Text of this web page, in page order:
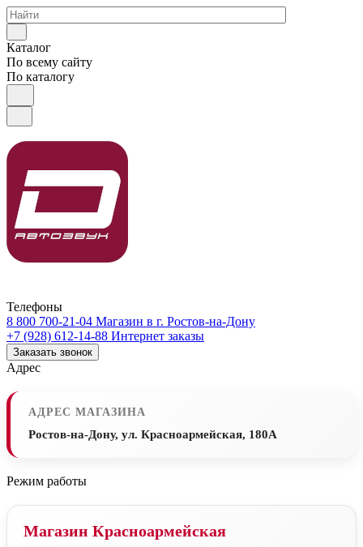
Каталог
По всему сайту
По каталогу
Телефоны
8 800 700-21-04 Магазин в г. Ростов-на-Дону
+7 (928) 612-14-88 Интернет заказы
Заказать звонок
Адрес
АДРЕС МАГАЗИНА
Ростов-на-Дону, ул. Красноармейская, 180А
Режим работы
Магазин Красноармейская